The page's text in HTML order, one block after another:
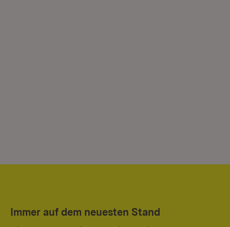
Immer auf dem neuesten Stand